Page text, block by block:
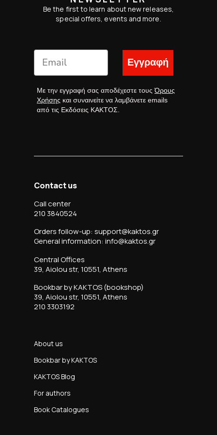
Be the first to learn about new releases,
special offers, events and more.
Εγγραφή
Με την εγγραφή σας αποδέχεστε τουςΌρους
Χρήσης και συναινείτε να λαμβάνετε emails
από τις Εκδόσεις ΚΑΚΤΟΣ.
Contact us
Call center
210 3840524
Orders follow-up: support@kaktos.gr
General information: info@kaktos.gr
Central Offices
39, Aiolou str, 10551, Athens
Bookbar by KAKTOS (bookshop)
39, Aiolou str, 10551, Athens
210 3303192
About us
Bookbar by KAKTOS
KAKTOS Blog
For authors
Book Catalogues